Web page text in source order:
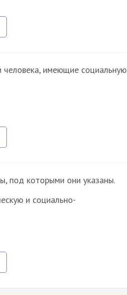
человека, имеющие социальную
под которыми они указаны.
и социально-